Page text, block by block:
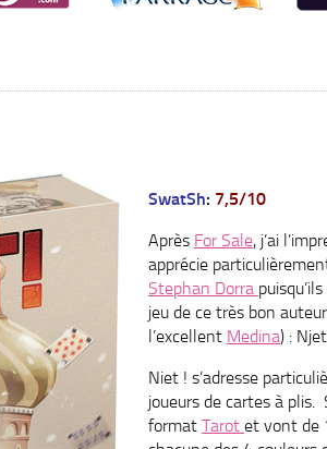
SwatSh: 7,5/10
Après For Sale, j’ai
apprécie
Stephan Dorra
jeu de ce très bon
l’excellent Medina) :
Niet ! s’adresse
joueurs de cartes à plis.
format Tarot et vont de